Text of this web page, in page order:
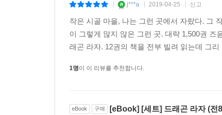
j***a 2019-04-25 신고
작은 시골 마을, 나는 그런 곳에서 자랐다. 그
이 그렇게 많지 않은 그런 곳. 대략 1,500권
래곤 라자. 12권의 책을 전부 빌려 읽는데 그
1명이 이 리뷰를 추천합니다.
eBook 구매 [eBook] [세트] 드래곤 라자 (전